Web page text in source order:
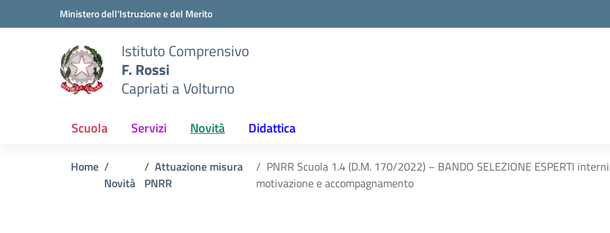
Vai ai contenuti
Vai al menu di navigazioneMinistero dell'Istruzione e del Merito
Istituto Comprensivo
F. Rossi
Capriati a Volturno
Scuola Servizi Novità Didattica
Home
Novità
Attuazione misura
PNRR
PNRR Scuola 1.4 (D.M. 170/2022) – BANDO SELEZIONE ESPERTI
motivazione e accompagnamento